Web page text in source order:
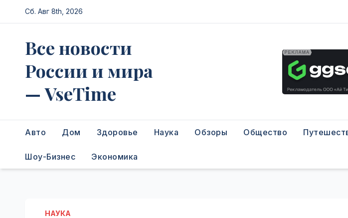
Перейти
к
Сб. Авг 8th, 2026
Все новости
России и мира
— VseTime
Авто Дом Здоровье Наука Обзоры Общество
Шоу-Бизнес Экономика
НАУКА